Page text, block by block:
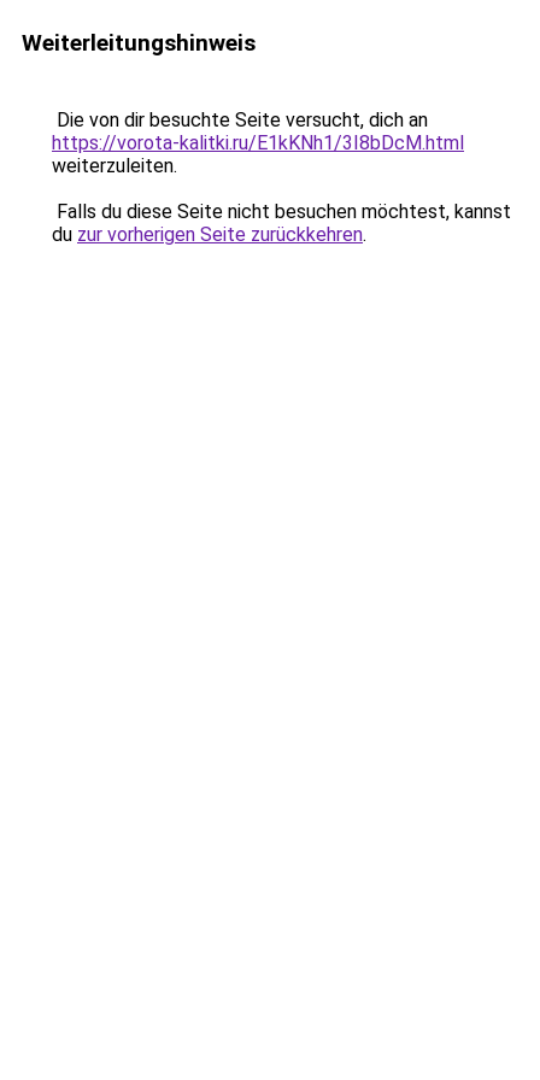
Weiterleitungshinweis
Die von dir besuchte Seite versucht, dich an
https://vorota-kalitki.ru/E1kKNh1/3I8bDcM.html
weiterzuleiten.
Falls du diese Seite nicht besuchen möchtest, kannst
du zur vorherigen Seite zurückkehren.